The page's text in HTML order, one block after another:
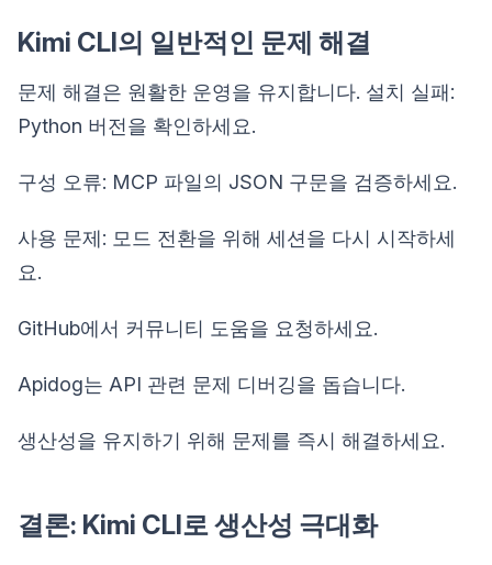
Kimi CLI의 일반적인 문제 해결
문제 해결은 원활한 운영을 유지합니다. 설치 실패:
Python 버전을 확인하세요.
구성 오류: MCP 파일의 JSON 구문을 검증하세요.
사용 문제: 모드 전환을 위해 세션을 다시 시작하세
요.
GitHub에서 커뮤니티 도움을 요청하세요.
Apidog는 API 관련 문제 디버깅을 돕습니다.
생산성을 유지하기 위해 문제를 즉시 해결하세요.
결론: Kimi CLI로 생산성 극대화